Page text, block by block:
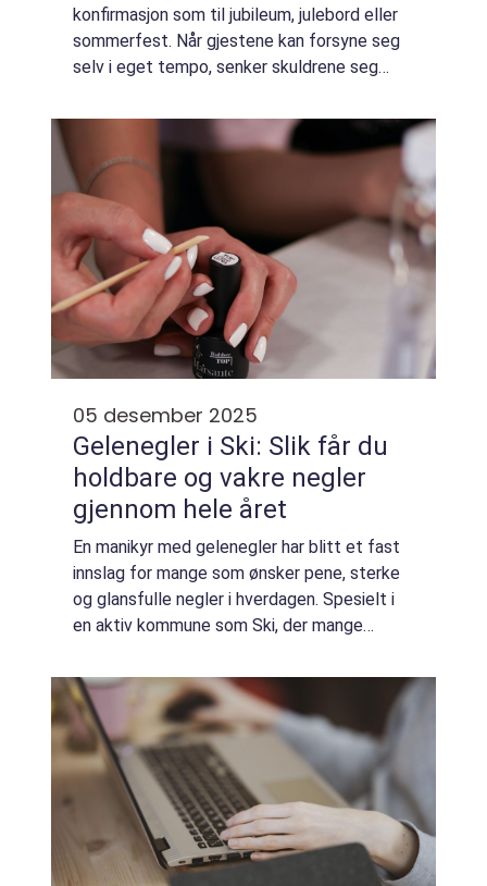
konfirmasjon som til jubileum, julebord eller
sommerfest. Når gjestene kan forsyne seg
selv i eget tempo, senker skuldrene seg
være til stede. I Haugesund og omegn h...
05 desember 2025
Gelenegler i Ski: Slik får du
holdbare og vakre negler
gjennom hele året
En manikyr med gelenegler har blitt et fast
innslag for mange som ønsker pene, sterke
og glansfulle negler i hverdagen. Spesielt i
en aktiv kommune som Ski, der mange
fritidsaktiviteter, er behovet for en varig o...